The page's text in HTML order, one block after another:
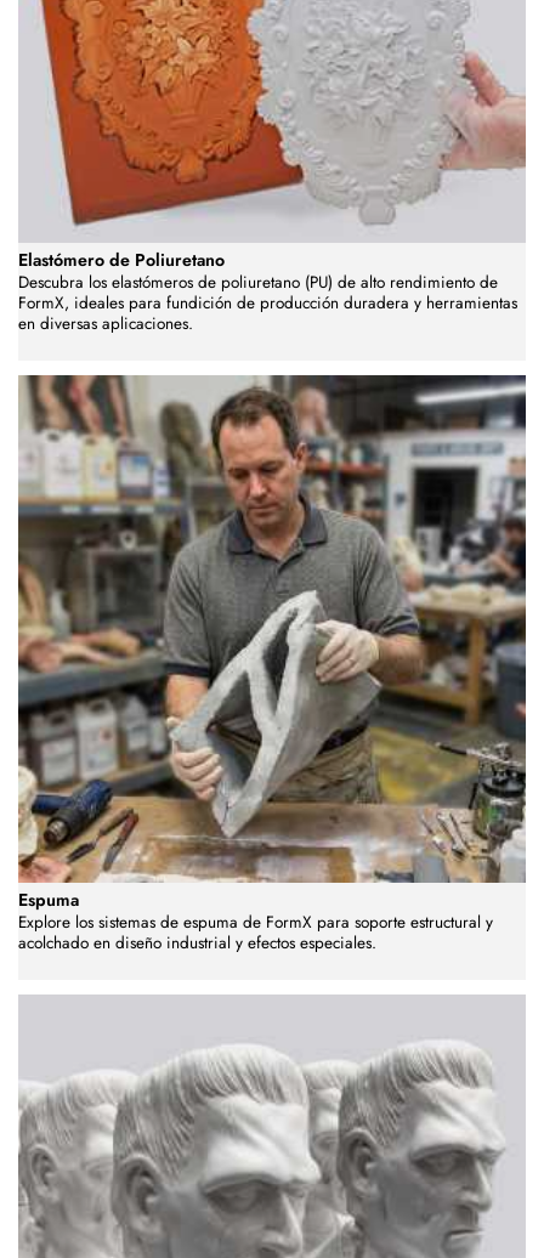
Elastómero de Poliuretano
Descubra los elastómeros de poliuretano (PU) de alto rendimiento de
FormX, ideales para fundición de producción duradera y herramientas
en diversas aplicaciones.
Espuma
Explore los sistemas de espuma de FormX para soporte estructural y
acolchado en diseño industrial y efectos especiales.